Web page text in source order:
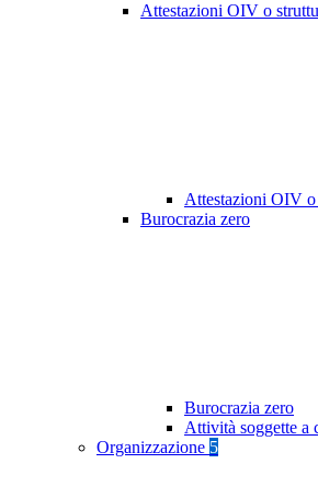
Attestazioni OIV o
Attestazioni OIV o
Burocrazia zero
Burocrazia zero
Attività soggette a
Organizzazione 5